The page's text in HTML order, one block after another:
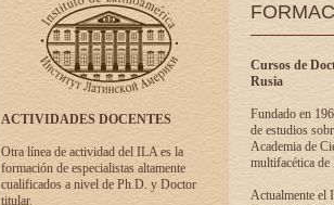
ACTIVIDADES DOCENTES
Otra línea de actividad del ILA es la
formación de especialistas altamente
cualificados a nivel de Ph.D. y Doctor
titular.
Cursos de
Rusia
Fundado en
de estudios
Academia de
multifacética de
Actualmente el